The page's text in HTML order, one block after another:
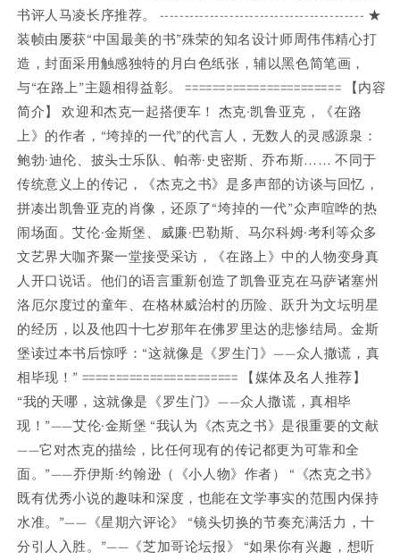
书评人马凌长序推荐。 ----------------------------------------- ★
装帧由屡获“中国最美的书”殊荣的知名设计师周伟伟精心打
造，封面采用触感独特的月白色纸张，辅以黑色简笔画，
与“在路上”主题相得益彰。 ======================= 【内容
简介】 欢迎和杰克一起搭便车！ 杰克·凯鲁亚克，《在路
上》的作者，“垮掉的一代”的代言人，无数人的灵感源泉：
鲍勃·迪伦、披头士乐队、帕蒂·史密斯、乔布斯…… 不同于
传统意义上的传记，《杰克之书》是多声部的访谈与回忆，
拼凑出凯鲁亚克的肖像，还原了“垮掉的一代”众声喧哗的热
闹场面。艾伦·金斯堡、威廉·巴勒斯、马尔科姆·考利等众多
文艺界大咖齐聚一堂接受采访，《在路上》中的人物变身真
人开口说话。他们的语言重新创造了凯鲁亚克在马萨诸塞州
洛厄尔度过的童年、在格林威治村的历险、跃升为文坛明星
的经历，以及他四十七岁那年在佛罗里达的悲惨结局。金斯
堡读过本书后惊呼：“这就像是《罗生门》——众人撒谎，真
相毕现！” ======================= 【媒体及名人推荐】
“我的天哪，这就像是《罗生门》——众人撒谎，真相毕
现！”——艾伦·金斯堡 “我认为《杰克之书》是很重要的文献
——它对杰克的描绘，比任何现有的传记都更为可靠和全
面。”——乔伊斯·约翰逊（《小人物》作者） “《杰克之书》
既有优秀小说的趣味和深度，也能在文学事实的范围内保持
水准。”——《星期六评论》 “镜头切换的节奏充满活力，十
分引人入胜。”——《芝加哥论坛报》 “如果你有兴趣，想听